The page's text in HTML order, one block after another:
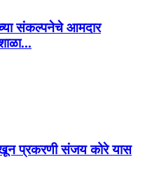
संकल्पनेचे आमदार
खून प्रकरणी संजय कोरे यास